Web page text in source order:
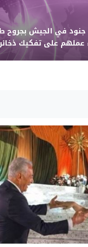
"لبنان24": اصابة 3 جنود في الجيش
عملهم على تفكيك